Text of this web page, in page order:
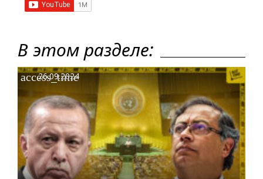
В этом разделе:
access_time
26.09.2024